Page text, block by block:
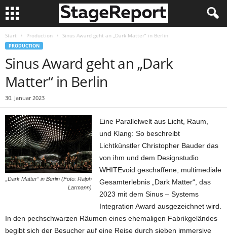
Start Production Sinus Award geht an „Dark Matter“ in Berlin
PRODUCTION
Sinus Award geht an „Dark
Matter“ in Berlin
30. Januar 2023
„Dark Matter“ in Berlin (Foto: Ralph
Larmann)
Eine Parallelwelt aus Licht, Raum,
und Klang: So beschreibt
Lichtkünstler Christopher Bauder das
von ihm und dem Designstudio
WHITEvoid geschaffene, multimediale
Gesamterlebnis „Dark Matter“, das
2023 mit dem Sinus – Systems
Integration Award ausgezeichnet wird.
In den pechschwarzen Räumen eines ehemaligen Fabrikgeländes
begibt sich der Besucher auf eine Reise durch sieben immersive